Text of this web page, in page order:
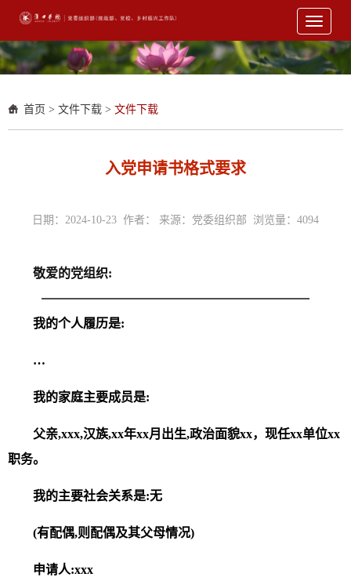
Toggle
首页 > 文件下载 > 文件下载
入党申请书格式要求
日期：2024-10-23 作者： 来源：党委组织部 浏览量： 4094
敬爱的党组织:
我的个人履历是:
…
我的家庭主要成员是:
父亲,xxx,汉族,xx年xx月出生,政治面貌xx， 现任xx单位xx
职务。
我的主要社会关系是:无
(有配偶,则配偶及其父母情况)
申请人:xxx